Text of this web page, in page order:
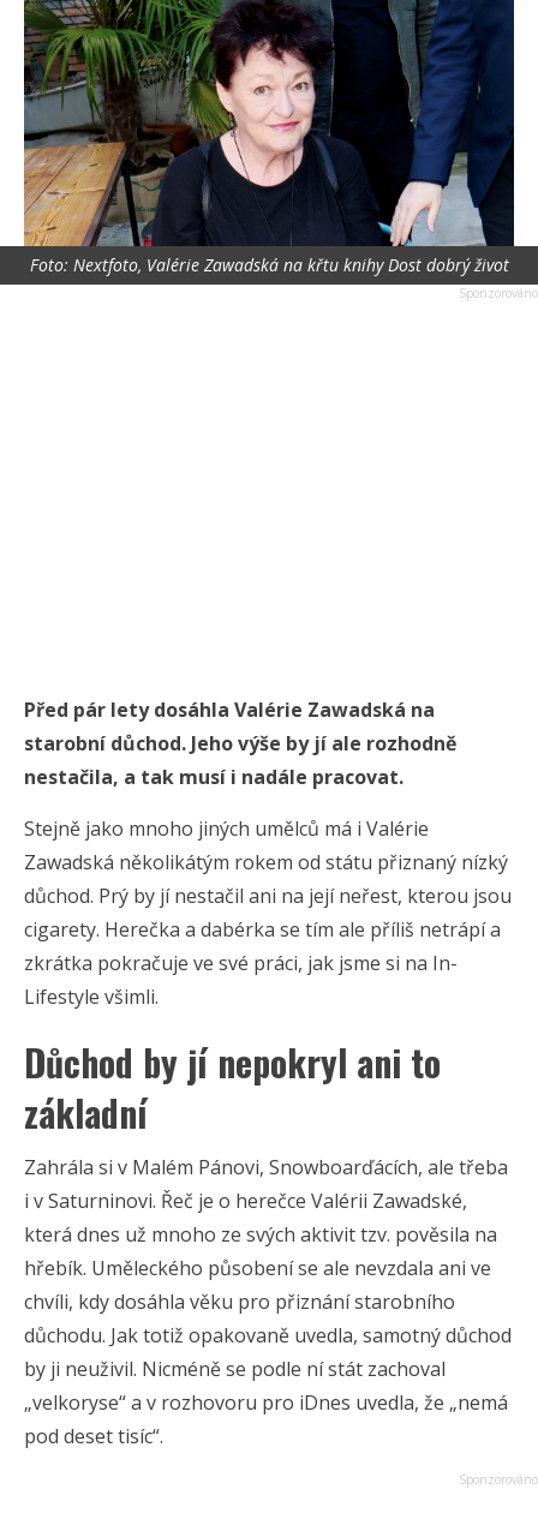
Foto: Nextfoto, Valérie Zawadská na křtu knihy Dost dobrý život
Před pár lety dosáhla Valérie Zawadská na
starobní důchod. Jeho výše by jí ale rozhodně
nestačila, a tak musí i nadále pracovat.
Stejně jako mnoho jiných umělců má i Valérie
Zawadská několikátým rokem od státu přiznaný nízký
důchod. Prý by jí nestačil ani na její neřest, kterou jsou
cigarety. Herečka a dabérka se tím ale příliš netrápí a
zkrátka pokračuje ve své práci, jak jsme si na In-
Lifestyle všimli.
Důchod by jí nepokryl ani to
základní
Zahrála si v Malém Pánovi, Snowboarďácích, ale třeba
i v Saturninovi. Řeč je o herečce Valérii Zawadské,
která dnes už mnoho ze svých aktivit tzv. pověsila na
hřebík. Uměleckého působení se ale nevzdala ani ve
chvíli, kdy dosáhla věku pro přiznání starobního
důchodu. Jak totiž opakovaně uvedla, samotný důchod
by ji neuživil. Nicméně se podle ní stát zachoval
„velkoryse“ a v rozhovoru pro iDnes uvedla, že „nemá
pod deset tisíc“.